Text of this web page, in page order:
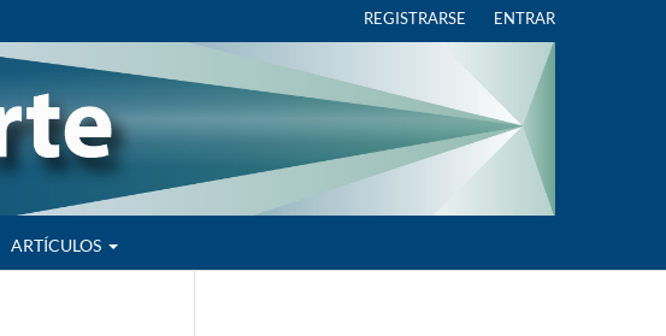
ARTÍCULOS
REGISTRARSE ENTRAR